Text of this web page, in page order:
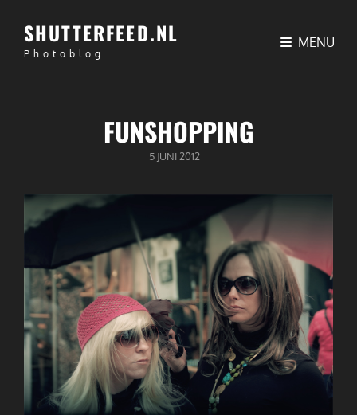
SHUTTERFEED.NL
Photoblog
MENU
FUNSHOPPING
GEPUBLICEERD
5 JUNI 2012